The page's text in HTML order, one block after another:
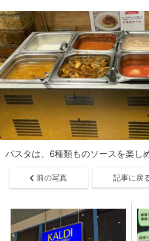
パスタは、6種類ものソースを楽し
前の写真 記事に戻